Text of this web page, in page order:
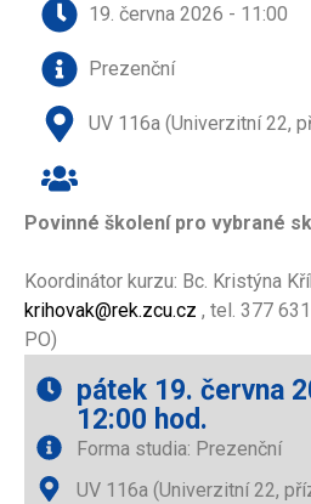
19. června 2026 - 11:00
Prezenční
UV 116a (Univerzitní 22,
Povinné školení pro vybrané
Koordinátor kurzu: Bc. Kristýna
krihovak@rek.zcu.cz , tel. 377
PO)
pátek 19. června
12:00 hod.
Forma studia: Prezenční
UV 116a (Univerzitní 22,